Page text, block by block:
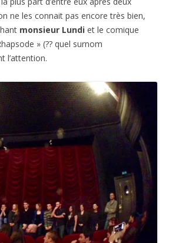
ne les connait pas encore très bien,
monsieur Lundi et le comique
» (?? quel surnom
l’attention.